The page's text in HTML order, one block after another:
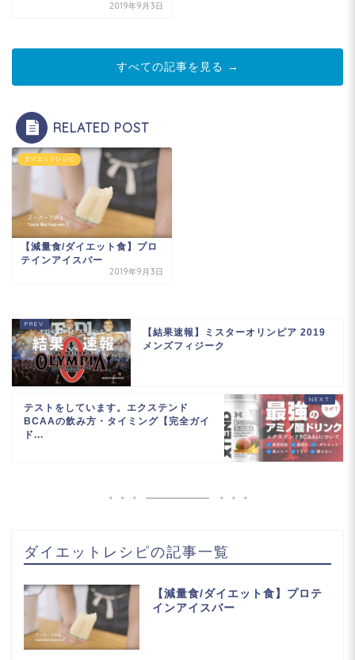
2019年9月3日
すべての記事を見る →
RELATED POST
ダイエットレシピ
【減量食/ダイエット食】プロ
テインアイスバー
2019年9月3日
【結果速報】ミスターオリンピア 2019
メンズフィジーク
テストをしています。エクステンド
BCAAの飲み方・タイミング【完全ガイ
ド...
ダイエットレシピの記事一覧
【減量食/ダイエット食】プロテ
インアイスバー